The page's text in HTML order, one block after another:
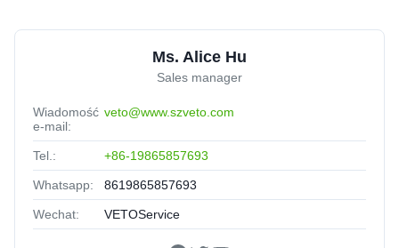
Ms. Alice Hu
Sales manager
Wiadomość
e-mail:
veto@www.szveto.com
Tel.: +86-19865857693
Whatsapp: 8619865857693
Wechat: VETOService